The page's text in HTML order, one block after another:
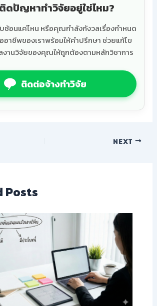
ดปัญหาทำวิจัยอยู่ใช่ไหม?
บซ้อนแค่ไหน หรือคุณกำลังกังวลเรื่องกำหนด
อาชีพของเราพร้อมให้คำปรึกษา ช่วยแก้ไข
านวิจัยของคุณให้ถูกต้องตามหลักวิชาการ
ติดต่อจ้างทำวิจัย
NEXT
Posts